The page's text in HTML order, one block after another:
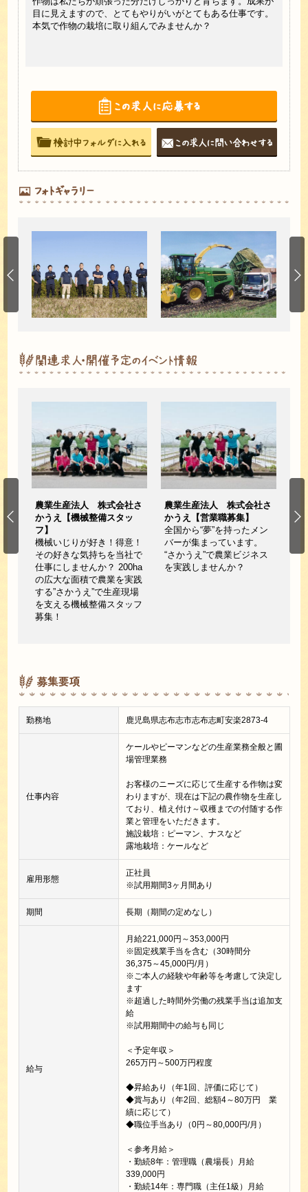
っ
目に見えますので、とてもやりがいがとてもある仕事です。
本気で作物の栽培に取り組んでみませんか？
す
も
で
然
農業生産法人 株式会社さ
かうえ【機械整備スタッ
フ】
機械いじりが好き！得意！
その好きな気持ちを当社で
仕事にしませんか？ 200ha
の広大な面積で農業を実践
する”さかうえ”で生産現場
を支える機械整備スタッフ
募集！
農業生産法人 株式会社さ
かうえ【営業職募集】
全国から“夢”を持ったメン
バーが集まっています。
“さかうえ”で農業ビジネス
を実践しませんか？
か
バ
募集要項
勤務地 鹿児島県志布志市志布志町安楽2873-4
仕事内容
ケールやピーマンなどの生産業務全般と圃
場管理業務
お客様のニーズに応じて生産する作物は変
わりますが、現在は下記の農作物を生産し
ており、植え付け～収穫までの付随する作
業と管理をいただきます。
施設栽培：ピーマン、ナスなど
露地栽培：ケールなど
雇用形態
正社員
※試用期間3ヶ月間あり
期間 長期（期間の定めなし）
給与
月給221,000円～353,000円
※固定残業手当を含む（30時間分
36,375～45,000円/月）
※ご本人の経験や年齢等を考慮して決定し
ます
※超過した時間外労働の残業手当は追加支
給
※試用期間中の給与も同じ
＜予定年収＞
265万円～500万円程度
◆昇給あり（年1回、評価に応じて）
◆賞与あり（年2回、総額4～80万円 業
績に応じて）
◆職位手当あり（0円～80,000円/月）
＜参考月給＞
・勤続8年：管理職（農場長）月給
339,000円
・勤続14年：専門職（主任1級）月給